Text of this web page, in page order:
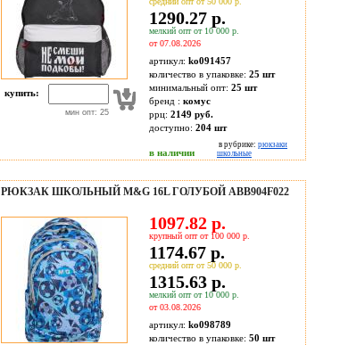
купить:
мин опт: 25
1290.27 р.
мелкий опт от 10 000 р.
от 07.08.2026
артикул: ko091457
количество в упаковке: 25 шт
минимальный опт: 25 шт
бренд : комус
ррц: 2149 руб.
доступно: 204 шт
в наличии
в рубрике: рюкзаки
школьные
РЮКЗАК ШКОЛЬНЫЙ M&G 16L ГОЛУБОЙ ABB904F022
1097.82 р.
крупный опт от 100 000 р.
1174.67 р.
средний опт от 50 000 р.
1315.63 р.
мелкий опт от 10 000 р.
от 03.08.2026
артикул: ko098789
количество в упаковке: 50 шт